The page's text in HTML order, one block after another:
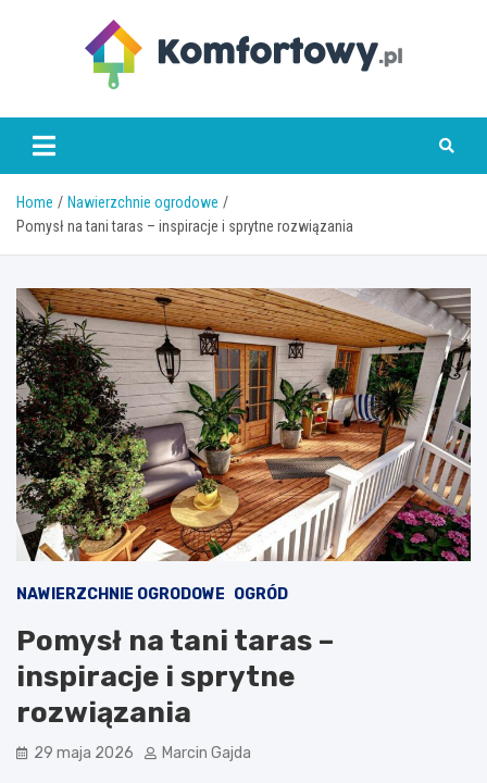
komfortowy.pl
Home
Nawierzchnie ogrodowe
Pomysł na tani taras – inspiracje i sprytne rozwiązania
NAWIERZCHNIE OGRODOWE OGRÓD
Pomysł na tani taras –
inspiracje i sprytne
rozwiązania
29 maja 2026 Marcin Gajda